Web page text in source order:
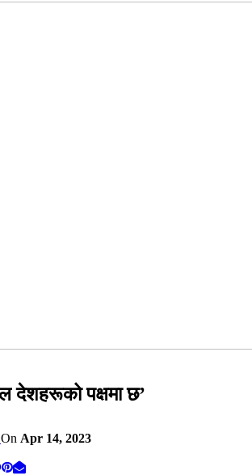
देशहरूको पक्षमा छ’
On Apr 14, 2023